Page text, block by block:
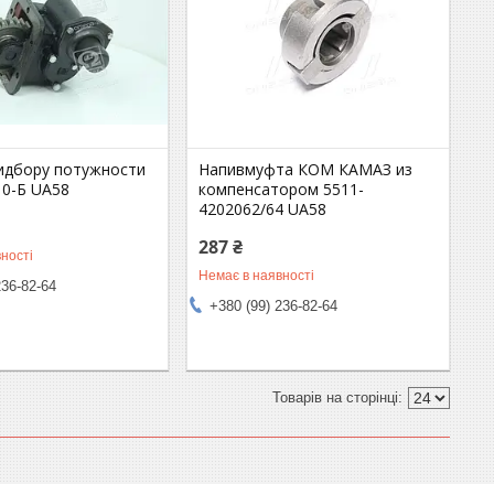
потужности
Б UA58
82-64
Напивмуфта КОМ КАМАЗ из
компенсатором 5511-
4202062/64 UA58
287 ₴
Немає в наявності
+380 (99) 236-82-64